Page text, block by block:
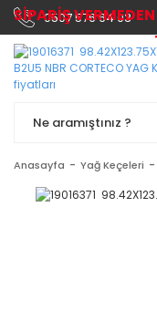
0507 576 64 03
Anasayfa Yağ Keçeleri
SİPARİŞ